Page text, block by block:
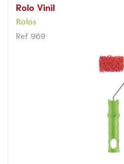
Rolo Vinil
Rolos
Ref 969